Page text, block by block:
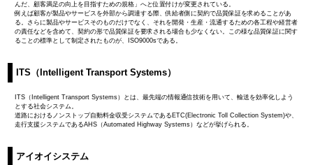
んだ、顧客満足の向上を目指すための規格」へと位置付けが変更されている。
例えば顧客が製品やサービスを外部から調達する際、供給者側に契約で品質保証を求めることがあ
る。さらに製品やサービスそのものだけでなく、それを開発・生産・流通するための各工程や経営者
の責任などを含めて、契約の形で品質保証を要求される場合も少なくない。この様な品質保証に関す
ることの標準として制定されたものが、ISO9000sである。
ITS（Intelligent Transport Systems）
ITS（Intelligent Transport Systems）とは、最先端の情報通信技術を用いて、輸送を効率化しよう
とする社会システム。
道路におけるノンストップ自動料金収受システムであるETC(Electronic Toll Collection System)や、
走行支援システムであるAHS（Automated Highway Systems）などが挙げられる。
アイオイシステム